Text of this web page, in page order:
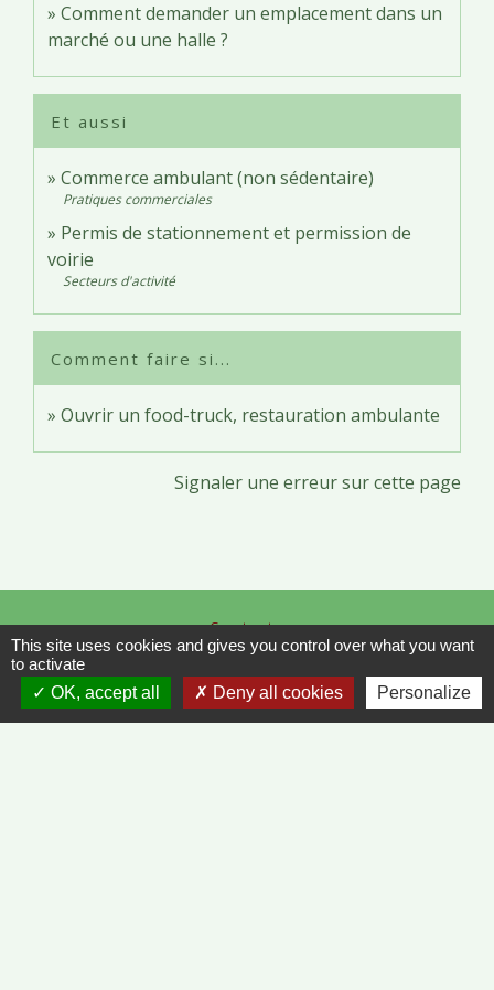
Comment demander un emplacement dans un
marché ou une halle ?
Et aussi
Commerce ambulant (non sédentaire)
Pratiques commerciales
Permis de stationnement et permission de
voirie
Secteurs d'activité
Comment faire si...
Ouvrir un food-truck, restauration ambulante
Signaler une erreur sur cette page
Contacts
Commune de Vinzelles
65, rue de la Mairie
71680 Vinzelles - FRANCE
+33 3 85 35 61 19
This site uses cookies and gives you control over what you want
to activate
OK, accept all
Deny all cookies Personalize